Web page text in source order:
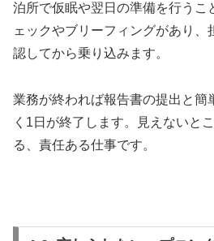
泊所で仮眠や翌日の準備を行うこ
ェックやブリーフィングがあり、
認してから乗り込みます。
業務が終われば報告書の提出と簡
く1日が終了します。見えないと
る、責任ある仕事です。